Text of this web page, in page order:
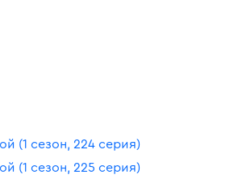
(1 сезон, 224 серия)
(1 сезон, 225 серия)